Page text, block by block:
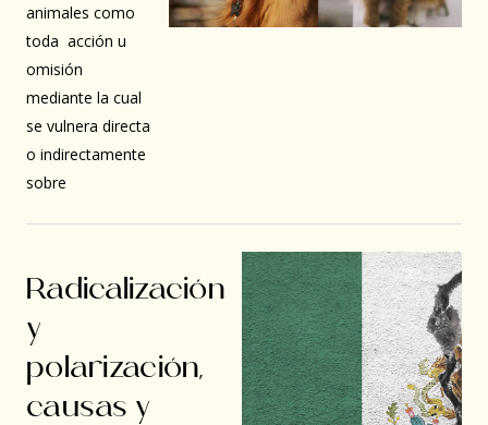
animales como
toda acción u
omisión
mediante la cual
se vulnera directa
o indirectamente
sobre
Radicalización
y
polarización,
causas y